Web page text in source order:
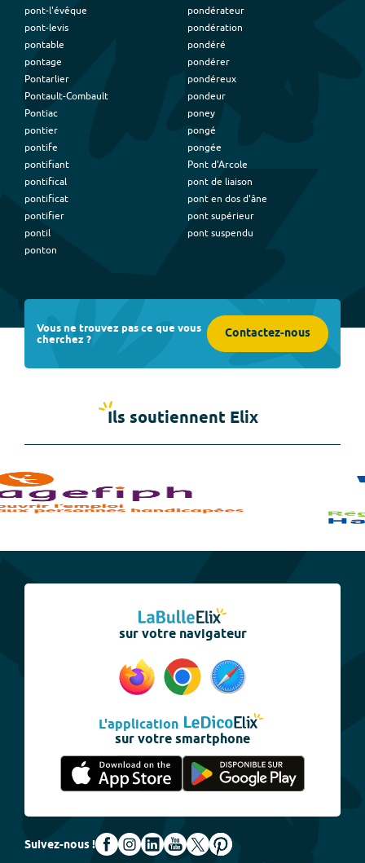
pont-l'évêque
pont-levis
pontable
pontage
Pontarlier
Pontault-Combault
Pontiac
pontier
pontife
pontifiant
pontifical
pontificat
pontifier
pontil
ponton
pondérateur
pondération
pondéré
pondérer
pondéreux
pondeur
poney
pongé
pongée
Pont d'Arcole
pont de liaison
pont en dos d'âne
pont supérieur
pont suspendu
Vous ne trouvez pas ce que vous
cherchez ? Contactez-nous
Ils soutiennent Elix
sur votre navigateur
L'application
sur votre smartphone
Suivez-nous !